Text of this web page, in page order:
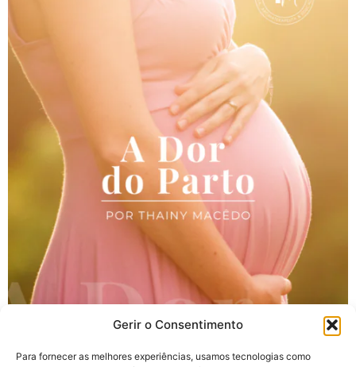
Gerir o Consentimento
Para fornecer as melhores experiências, usamos tecnologias como